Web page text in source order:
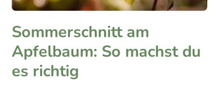
Sommerschnitt am
Apfelbaum: So machst du
es richtig